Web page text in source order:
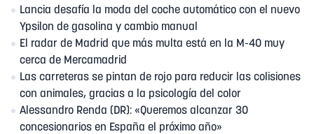
Lancia desafía la moda del coche automático con el nuevo
Ypsilon de gasolina y cambio manual
El radar de Madrid que más multa está en la M-40 muy
cerca de Mercamadrid
Las carreteras se pintan de rojo para reducir las colisiones
con animales, gracias a la psicología del color
Alessandro Renda (DR): «Queremos alcanzar 30
concesionarios en España el próximo año»